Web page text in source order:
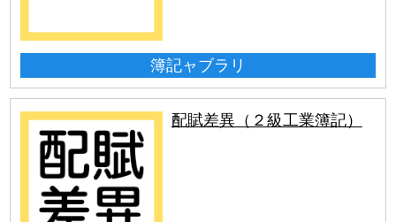
簿記ャブラリ
配賦差異（２級工業簿記）